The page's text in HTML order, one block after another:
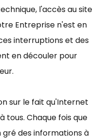
l'accès au site
Entreprise n'est en
interruptions et des
en découler pour
sur le fait qu'Internet
tous. Chaque fois que
gré des informations à